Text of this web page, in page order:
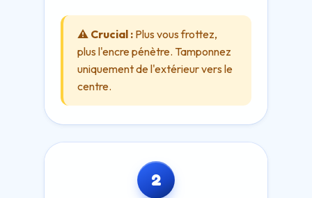
⚠️ Crucial : Plus vous frottez,
plus l'encre pénètre. Tamponnez
uniquement de l'extérieur vers le
centre.
2